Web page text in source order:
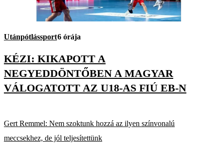
Utánpótlássport6 órája
KÉZI: KIKAPOTT A
NEGYEDDÖNTŐBEN A MAGYAR
VÁLOGATOTT AZ U18-AS FIÚ EB-N
Gert Remmel: Nem szoktunk hozzá az ilyen színvonalú
meccsekhez, de jól teljesítettünk